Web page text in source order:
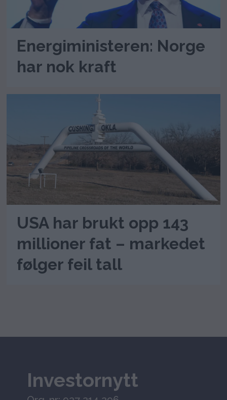
Energiministeren: Norge
har nok kraft
USA har brukt opp 143
millioner fat – markedet
følger feil tall
Investornytt